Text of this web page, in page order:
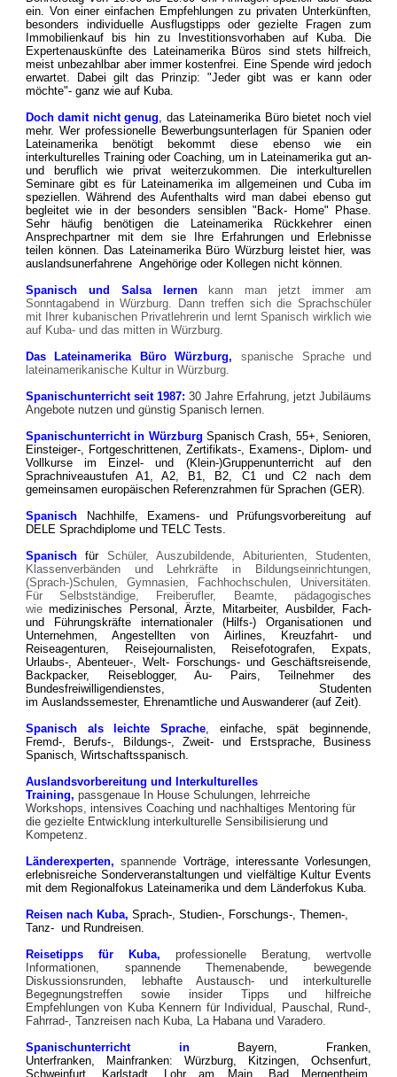
ein. Von einer einfachen Empfehlungen zu privaten Unterkünften,
besonders individuelle Ausflugstipps oder gezielte Fragen zum
Immobilienkauf bis hin zu Investitionsvorhaben auf Kuba. Die
Expertenauskünfte des Lateinamerika Büros sind stets hilfreich,
meist unbezahlbar aber immer kostenfrei. Eine Spende wird jedoch
erwartet. Dabei gilt das Prinzip: "Jeder gibt was er kann oder
möchte"- ganz wie auf Kuba.
Doch damit nicht genug , das Lateinamerika Büro bietet noch viel
mehr. Wer professionelle Bewerbungsunterlagen für Spanien oder
Lateinamerika benötigt bekommt diese ebenso wie ein
interkulturelles Training oder Coaching, um in Lateinamerika gut an-
und beruflich wie privat weiterzukommen. Die interkulturellen
Seminare gibt es für Lateinamerika im allgemeinen und Cuba im
speziellen.Während des Aufenthalts wird man dabei ebenso gut
begleitet wie in der besonders sensiblen "Back- Home" Phase.
Sehr häufig benötigen die Lateinamerika Rückkehrer einen
Ansprechpartner mit dem sie Ihre Erfahrungen und Erlebnisse
teilen können. Das Lateinamerika Büro Würzburg leistet hier, was
auslandsunerfahrene Angehörige oder Kollegen nicht können.
Spanisch und Salsa lernenkann man jetzt immer am
Sonntagabend in Würzburg. Dann treffen sich die Sprachschüler
mit Ihrer kubanischen Privatlehrerin und lernt Spanisch wirklich wie
auf Kuba- und das mitten in Würzburg.
Das Lateinamerika Büro Würzburg,spanische Sprache und
lateinamerikanische Kultur in Würzburg.
Spanischunterricht seit 1987: 30 Jahre Erfahrung, jetzt Jubiläums
Angebote nutzen und günstig Spanisch lernen.
Spanischunterricht in Würzburg Spanisch Crash, 55+, Senioren,
Einsteiger-, Fortgeschrittenen, Zertifikats-, Examens-, Diplom- und
Vollkurse im Einzel- und (Klein-)Gruppenunterricht auf den
Sprachniveaustufen A1, A2, B1, B2, C1 und C2 nach dem
gemeinsamen europäischen Referenzrahmen für Sprachen (GER).
Spanisch Nachhilfe, Examens- und Prüfungsvorbereitung auf
DELE Sprachdiplome und TELC Tests
Spanischfür Schüler, Auszubildende, Abiturienten, Studenten,
Klassenverbänden und Lehrkräfte in Bildungseinrichtungen,
(Sprach-)Schulen, Gymnasien, Fachhochschulen, Universitäten.
Für Selbstständige, Freiberufler, Beamte, pädagogisches
wiemedizinisches Personal, Ärzte, Mitarbeiter, Ausbilder, Fach-
und Führungskräfte internationaler (Hilfs-) Organisationen und
Unternehmen, Angestellten von Airlines, Kreuzfahrt- und
Reiseagenturen, Reisejournalisten, Reisefotografen, Expats,
Urlaubs-, Abenteuer-, Welt- Forschungs- und Geschäftsreisende,
Backpacker, Reiseblogger, Au- Pairs, Teilnehmer des
Bundesfreiwilligendienstes, Studenten
im Auslandssemester, Ehrenamtliche und Auswanderer (auf Zeit).
Spanisch als leichte Sprache , einfache, spät beginnende,
Fremd-, Berufs-, Bildungs-, Zweit- und Erstsprache, Business
Spanisch, Wirtschaftsspanisch.
Auslandsvorbereitung und Interkulturelles
Training, passgenaue In House Schulungen, lehrreiche
Workshops, intensives Coaching und nachhaltiges Mentoring für
die gezielte Entwicklung interkulturelle Sensibilisierung und
Kompetenz.
Länderexperten,spannende Vorträge, interessante Vorlesungen,
erlebnisreiche Sonderveranstaltungen und vielfältige Kultur Events
mit dem Regionalfokus Lateinamerika und dem Länderfokus Kuba.
Reisen nach Kuba, Sprach-, Studien-, Forschungs-, Themen-,
Tanz- und Rundreisen.
Reisetipps für Kuba, professionelle
Beratung, wertvolle
Informationen, spannende Themenabende, bewegende
Diskussionsrunden, lebhafte Austausch- und interkulturelle
Begegnungstreffen sowie insider Tipps und hilfreiche
Empfehlungen von Kuba Kennern für Individual, Pauschal, Rund-,
Fahrrad-, Tanzreisen nach Kuba, La Habana und Varadero.
Spanischunterricht in Bayern, Franken,
Unterfranken, Mainfranken: Würzburg, Kitzingen, Ochsenfurt,
Schweinfurt, Karlstadt, Lohr am Main, Bad Mergentheim,